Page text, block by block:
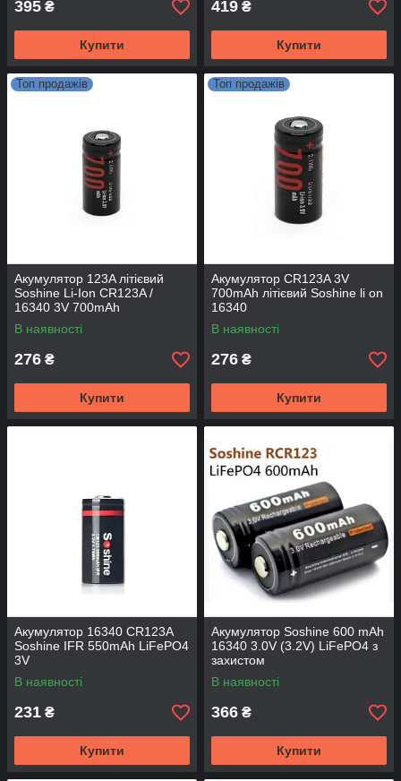
395 ₴
Купити
419 ₴
Купити
Топ продажів
Акумулятор 123A літієвий
Soshine Li-Ion CR123A /
16340 3V 700mAh
В наявності
276 ₴
Купити
Топ продажів
Акумулятор CR123A 3V
700mAh літієвий Soshine li on
16340
В наявності
276 ₴
Купити
Акумулятор 16340 CR123A
Soshine IFR 550mAh LiFePO4
3V
В наявності
231 ₴
Купити
Акумулятор Soshine 600 mAh
16340 3.0V (3.2V) LiFePO4 з
захистом
В наявності
366 ₴
Купити